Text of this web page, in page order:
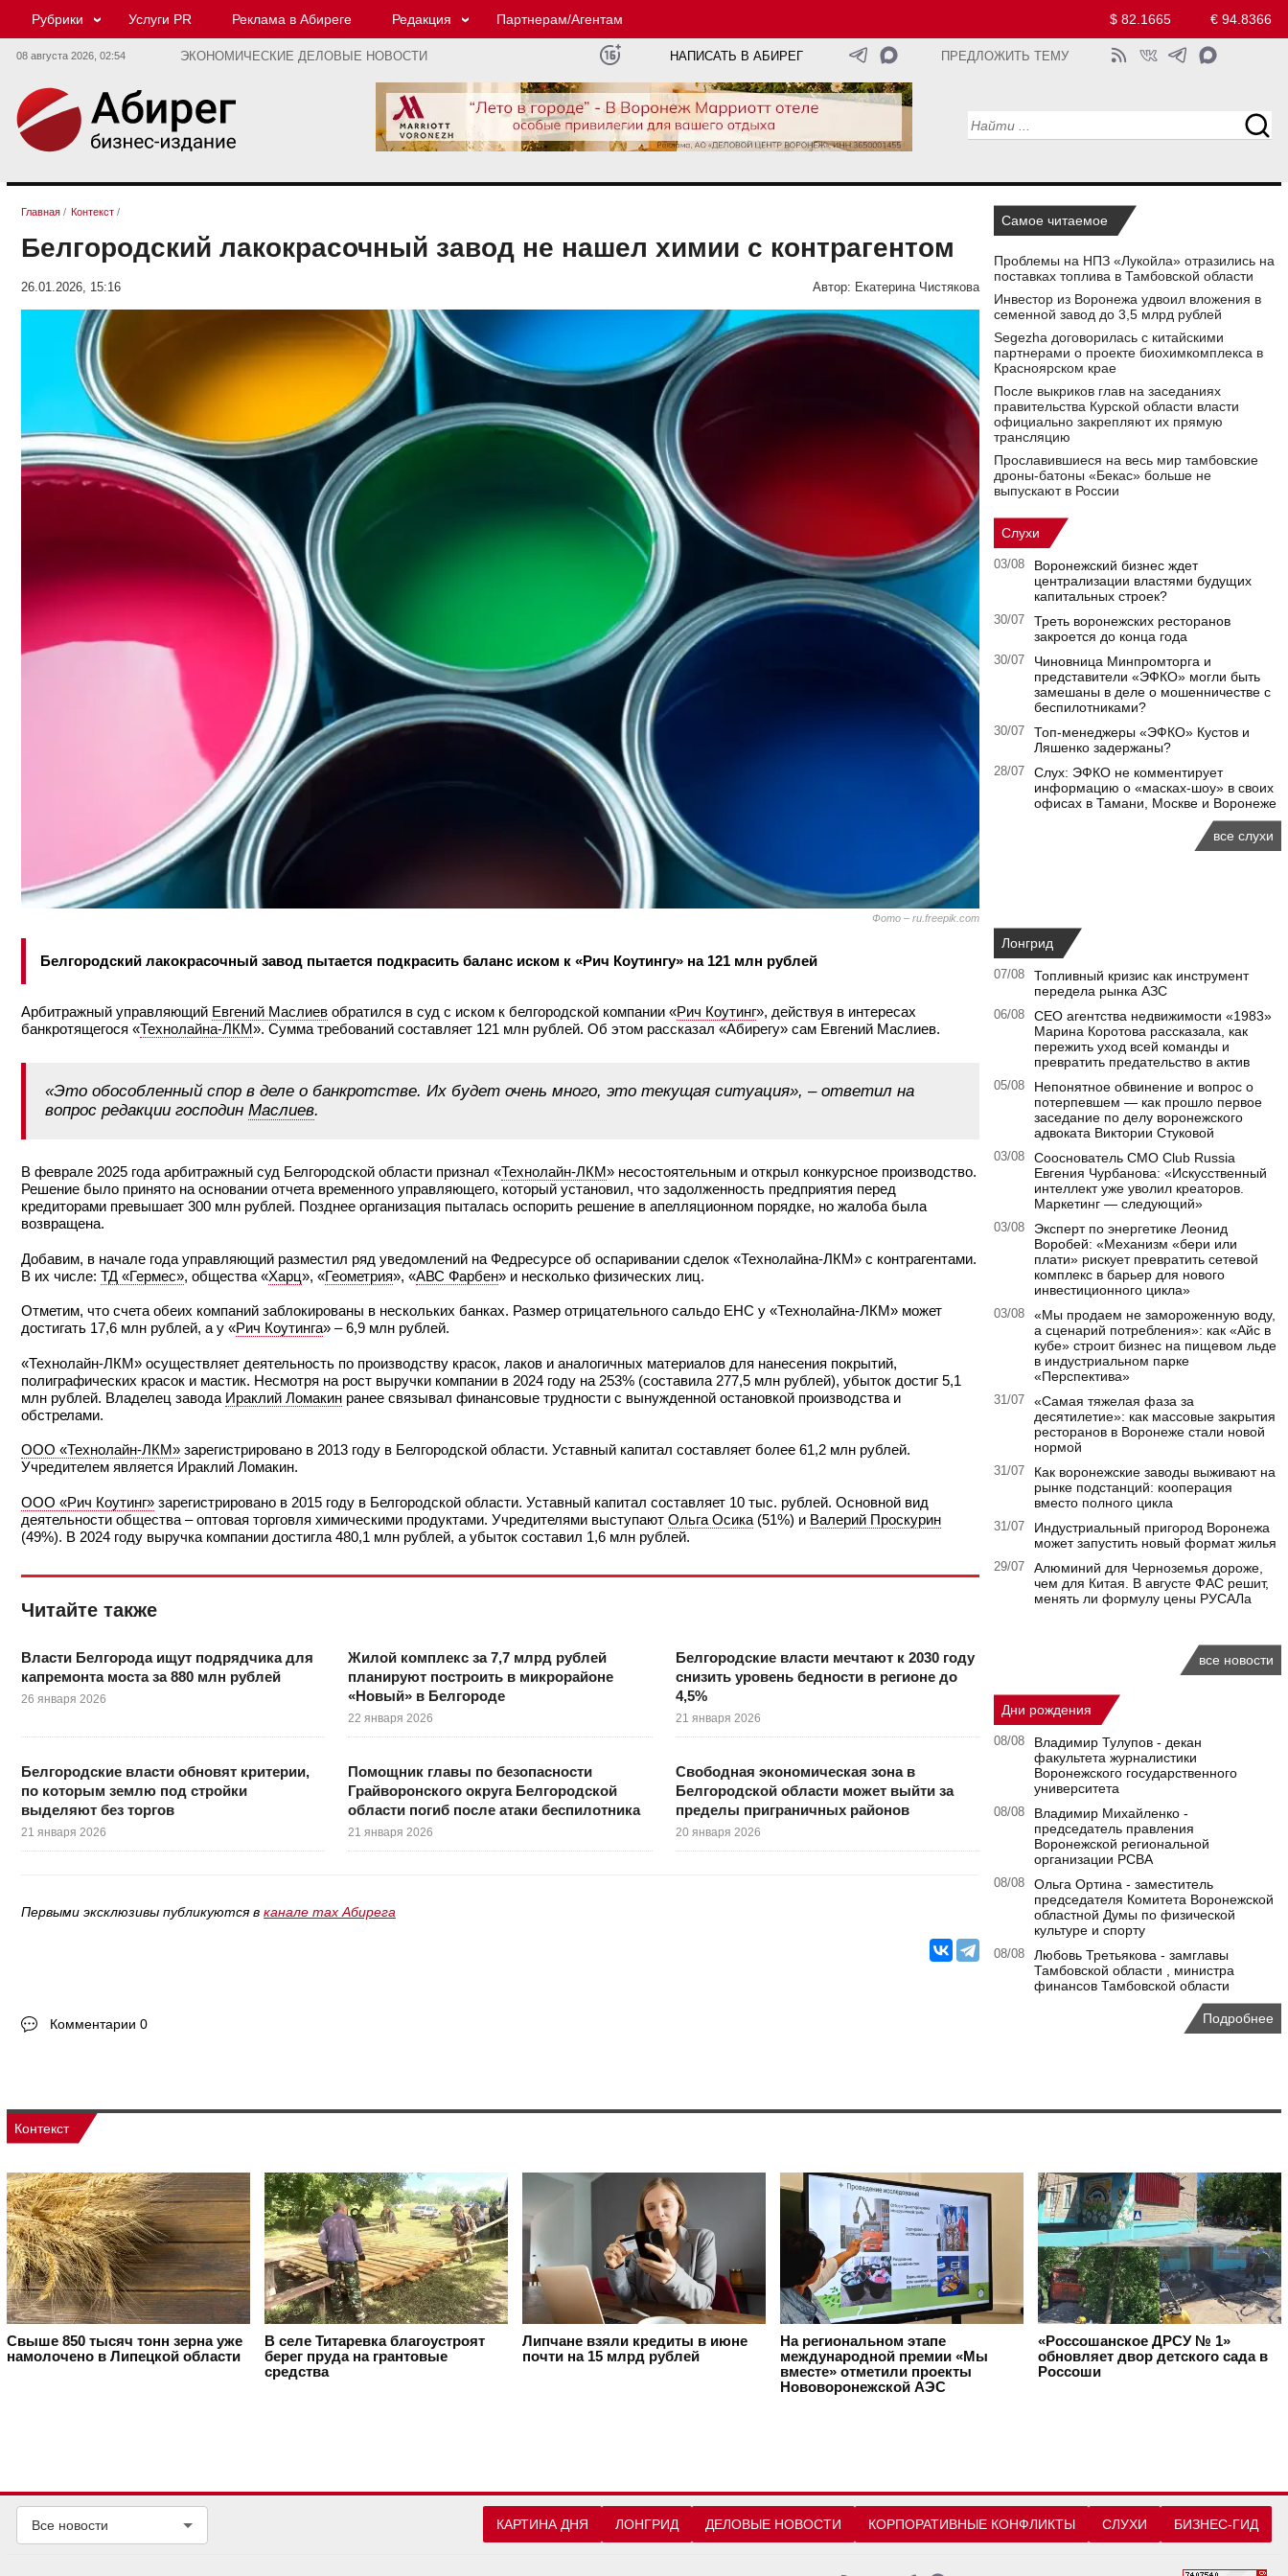
Рубрики Услуги PR Реклама в Абиреге Редакция Партнерам/Агентам $ 82.1665 € 94.8366
08 августа 2026, 02:54 ЭКОНОМИЧЕСКИЕ ДЕЛОВЫЕ НОВОСТИ НАПИСАТЬ В АБИРЕГ ПРЕДЛОЖИТЬ ТЕМУ
Главная / Контекст /
Белгородский лакокрасочный завод не нашел химии с контрагентом
26.01.2026, 15:16 Автор: Екатерина Чистякова
Фото – ru.freepik.com
Белгородский лакокрасочный завод пытается подкрасить баланс иском к «Рич Коутингу» на 121 млн рублей
Арбитражный управляющий Евгений Маслиев обратился в суд с иском к белгородской компании «Рич Коутинг», действуя в интересах
банкротящегося «Технолайна-ЛКМ». Сумма требований составляет 121 млн рублей. Об этом рассказал «Абирегу» сам Евгений Маслиев.
«Это обособленный спор в деле о банкротстве. Их будет очень много, это текущая ситуация», – ответил на
вопрос редакции господин Маслиев.
В феврале 2025 года арбитражный суд Белгородской области признал «Технолайн-ЛКМ» несостоятельным и открыл конкурсное производство.
Решение было принято на основании отчета временного управляющего, который установил, что задолженность предприятия перед
кредиторами превышает 300 млн рублей. Позднее организация пыталась оспорить решение в апелляционном порядке, но жалоба была
возвращена.
Добавим, в начале года управляющий разместил ряд уведомлений на Федресурсе об оспаривании сделок «Технолайна-ЛКМ» с контрагентами.
В их числе: ТД «Гермес», общества «Харц», «Геометрия», «АВС Фарбен» и несколько физических лиц.
Отметим, что счета обеих компаний заблокированы в нескольких банках. Размер отрицательного сальдо ЕНС у «Технолайна-ЛКМ» может
достигать 17,6 млн рублей, а у «Рич Коутинга» – 6,9 млн рублей.
«Технолайн-ЛКМ» осуществляет деятельность по производству красок, лаков и аналогичных материалов для нанесения покрытий,
полиграфических красок и мастик. Несмотря на рост выручки компании в 2024 году на 253% (составила 277,5 млн рублей), убыток достиг 5,1
млн рублей. Владелец завода Ираклий Ломакин ранее связывал финансовые трудности с вынужденной остановкой производства и
обстрелами.
ООО «Технолайн-ЛКМ» зарегистрировано в 2013 году в Белгородской области. Уставный капитал составляет более 61,2 млн рублей.
Учредителем является Ираклий Ломакин.
ООО «Рич Коутинг» зарегистрировано в 2015 году в Белгородской области. Уставный капитал составляет 10 тыс. рублей. Основной вид
деятельности общества – оптовая торговля химическими продуктами. Учредителями выступают Ольга Осика (51%) и Валерий Проскурин
(49%). В 2024 году выручка компании достигла 480,1 млн рублей, а убыток составил 1,6 млн рублей.
Читайте также
Власти Белгорода ищут подрядчика для
капремонта моста за 880 млн рублей
26 января 2026
Жилой комплекс за 7,7 млрд рублей
планируют построить в микрорайоне
«Новый» в Белгороде
22 января 2026
Белгородские власти мечтают к 2030 году
снизить уровень бедности в регионе до
4,5%
21 января 2026
Белгородские власти обновят критерии,
по которым землю под стройки
выделяют без торгов
21 января 2026
Помощник главы по безопасности
Грайворонского округа Белгородской
области погиб после атаки беспилотника
21 января 2026
Свободная экономическая зона в
Белгородской области может выйти за
пределы приграничных районов
20 января 2026
Первыми эксклюзивы публикуются в канале max Абирега
Комментарии 0
Самое читаемое
Проблемы на НПЗ «Лукойла» отразились на
поставках топлива в Тамбовской области
Инвестор из Воронежа удвоил вложения в
семенной завод до 3,5 млрд рублей
Segezha договорилась с китайскими
партнерами о проекте биохимкомплекса в
Красноярском крае
После выкриков глав на заседаниях
правительства Курской области власти
официально закрепляют их прямую
трансляцию
Прославившиеся на весь мир тамбовские
дроны-батоны «Бекас» больше не
выпускают в России
Слухи
03/08
Воронежский бизнес ждет
централизации властями будущих
капитальных строек?
30/07
Треть воронежских ресторанов
закроется до конца года
30/07
Чиновница Минпромторга и
представители «ЭФКО» могли быть
замешаны в деле о мошенничестве с
беспилотниками?
30/07
Топ-менеджеры «ЭФКО» Кустов и
Ляшенко задержаны?
28/07
Слух: ЭФКО не комментирует
информацию о «масках-шоу» в своих
офисах в Тамани, Москве и Воронеже
все слухи
Лонгрид
07/08
Топливный кризис как инструмент
передела рынка АЗС
06/08
CEO агентства недвижимости «1983»
Марина Коротова рассказала, как
пережить уход всей команды и
превратить предательство в актив
05/08
Непонятное обвинение и вопрос о
потерпевшем — как прошло первое
заседание по делу воронежского
адвоката Виктории Стуковой
03/08
Сооснователь CMO Club Russia
Евгения Чурбанова: «Искусственный
интеллект уже уволил креаторов.
Маркетинг — следующий»
03/08
Эксперт по энергетике Леонид
Воробей: «Механизм «бери или
плати» рискует превратить сетевой
комплекс в барьер для нового
инвестиционного цикла»
03/08
«Мы продаем не замороженную воду,
а сценарий потребления»: как «Айс в
кубе» строит бизнес на пищевом льде
в индустриальном парке
«Перспектива»
31/07
«Самая тяжелая фаза за
десятилетие»: как массовые закрытия
ресторанов в Воронеже стали новой
нормой
31/07
Как воронежские заводы выживают на
рынке подстанций: кооперация
вместо полного цикла
31/07
Индустриальный пригород Воронежа
может запустить новый формат жилья
29/07
Алюминий для Черноземья дороже,
чем для Китая. В августе ФАС решит,
менять ли формулу цены РУСАЛа
все новости
Дни рождения
08/08
Владимир Тулупов - декан
факультета журналистики
Воронежского государственного
университета
08/08
Владимир Михайленко -
председатель правления
Воронежской региональной
организации РСВА
08/08
Ольга Ортина - заместитель
председателя Комитета Воронежской
областной Думы по физической
культуре и спорту
08/08
Любовь Третьякова - замглавы
Тамбовской области , министра
финансов Тамбовской области
Подробнее
Контекст
Свыше 850 тысяч тонн зерна уже
намолочено в Липецкой области
В селе Титаревка благоустроят
берег пруда на грантовые
средства
Липчане взяли кредиты в июне
почти на 15 млрд рублей
На региональном этапе
международной премии «Мы
вместе» отметили проекты
Нововоронежской АЭС
«Россошанское ДРСУ № 1»
обновляет двор детского сада в
Россоши
Все новости КАРТИНА ДНЯ ЛОНГРИД ДЕЛОВЫЕ НОВОСТИ КОРПОРАТИВНЫЕ КОНФЛИКТЫ СЛУХИ БИЗНЕС-ГИД